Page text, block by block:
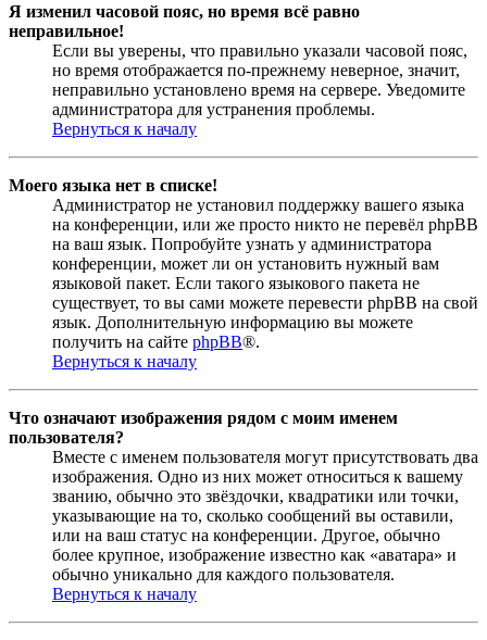
Я изменил часовой пояс, но время всё равно
неправильное!
Если вы уверены, что правильно указали часовой пояс,
но время отображается по-прежнему неверное, значит,
неправильно установлено время на сервере. Уведомите
администратора для устранения проблемы.
Вернуться к началу
Моего языка нет в списке!
Администратор не установил поддержку вашего языка
на конференции, или же просто никто не перевёл phpBB
на ваш язык. Попробуйте узнать у администратора
конференции, может ли он установить нужный вам
языковой пакет. Если такого языкового пакета не
существует, то вы сами можете перевести phpBB на свой
язык. Дополнительную информацию вы можете
получить на сайте phpBB®.
Вернуться к началу
Что означают изображения рядом с моим именем
пользователя?
Вместе с именем пользователя могут присутствовать два
изображения. Одно из них может относиться к вашему
званию, обычно это звёздочки, квадратики или точки,
указывающие на то, сколько сообщений вы оставили,
или на ваш статус на конференции. Другое, обычно
более крупное, изображение известно как «аватара» и
обычно уникально для каждого пользователя.
Вернуться к началу